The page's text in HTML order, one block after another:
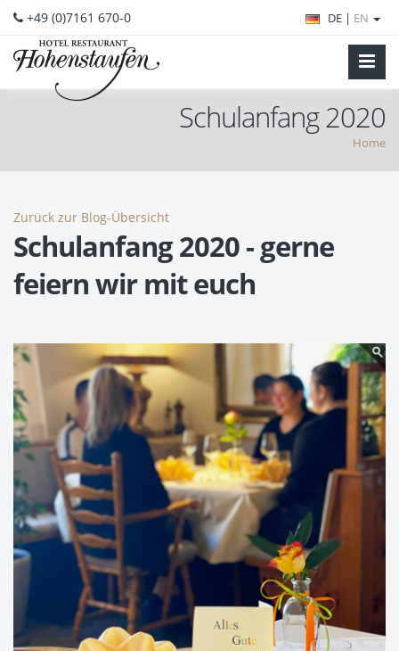
+49 (0)7161 670-0 DE | EN
Schulanfang 2020
Home
Zurück zur Blog-Übersicht
Schulanfang 2020 - gerne
feiern wir mit euch